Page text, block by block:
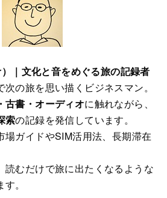
｜文化と音をめぐる旅の記録者
の旅を思い描くビジネスマン。
古書・オーディオに触れながら、
索の記録を発信しています。
場ガイドやSIM活用法、長期滞在
読むだけで旅に出たくなるような
。